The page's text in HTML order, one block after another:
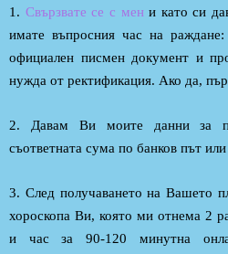
1. Свързвате се с мени като си
имате въпросния час на
официален писмен документ и
нужда от ректификация. Ако да,
2. Давам Ви моите данни за
съответната сума по банков път
3. След получаването на Вашето
хороскопа Ви, която ми отнема 2
и час за 90-120 минутна